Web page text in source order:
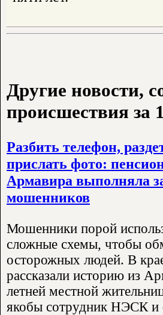
Другие новости,
происшествия за
Разбить телефон,
прислать фото:
Армавира выполняла
мошенников
Мошенники порой
сложные схемы, чтобы
осторожных людей. В
рассказали историю из
летней местной
якобы сотрудник НЭСК и